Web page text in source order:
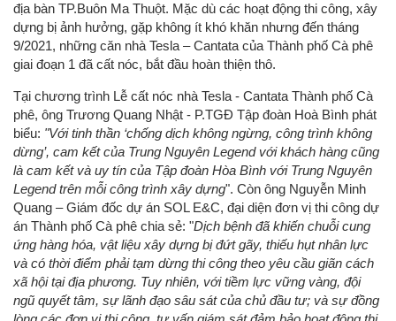
địa bàn TP.Buôn Ma Thuột. Mặc dù các hoạt động thi công, xây
dựng bị ảnh hưởng, gặp không ít khó khăn nhưng đến tháng
9/2021, những căn nhà Tesla – Cantata của Thành phố Cà phê
giai đoạn 1 đã cất nóc, bắt đầu hoàn thiện thô.
Tại chương trình Lễ cất nóc nhà Tesla - Cantata Thành phố Cà
phê, ông Trương Quang Nhật - P.TGĐ Tập đoàn Hoà Bình phát
biểu: "Với tinh thần ‘chống dịch không ngừng, công trình không
dừng’, cam kết của Trung Nguyên Legend với khách hàng cũng
là cam kết và uy tín của Tập đoàn Hòa Bình với Trung Nguyên
Legend trên mỗi công trình xây dựng". Còn ông Nguyễn Minh
Quang – Giám đốc dự án SOL E&C, đại diện đơn vị thi công dự
án Thành phố Cà phê chia sẻ: "Dịch bệnh đã khiến chuỗi cung
ứng hàng hóa, vật liệu xây dựng bị đứt gãy, thiếu hụt nhân lực
và có thời điểm phải tạm dừng thi công theo yêu cầu giãn cách
xã hội tại địa phương. Tuy nhiên, với tiềm lực vững vàng, đội
ngũ quyết tâm, sự lãnh đạo sâu sát của chủ đầu tư; và sự đồng